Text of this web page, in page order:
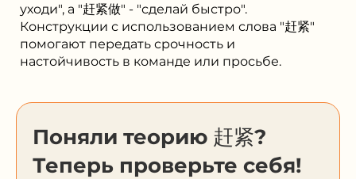
уходи", а "赶紧做" - "сделай быстро".
Конструкции с использованием слова "赶紧"
помогают передать срочность и
настойчивость в команде или просьбе.
Поняли теорию 赶紧?
Теперь проверьте себя!